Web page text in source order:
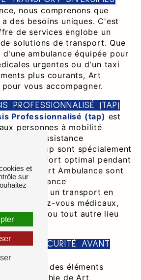
nous comprenons que
des besoins uniques. C'est
de services englobe un
solutions de transport. Que
ambulance équipée pour
urgentes ou d'un taxi
plus courants, Art
vous accompagner.
PROFESSIONNALISÉ (TAP)
Professionnalisé (tap) est
personnes à mobilité
une assistance
tap sont spécialement
un confort optimal pendant
de Art Ambulance sont
une assistance
un transport en
les rendez-vous médicaux,
de santé, ou tout autre lieu
ET SÉCURITÉ AVANT
sont des éléments
la philosophie de Art
et
sur